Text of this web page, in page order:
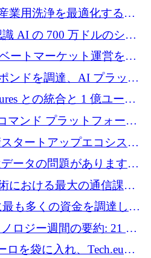
るためにシリーズ A で
業用洗浄を最適化するた
調達
AI の 700 万ドルのシー
ートマーケット運営を自
万ドルを調達
ンドを調達、AI プラット
収して子ども向け言語療
との統合と 1 億ユーロ
ード投資に拡大
マンド プラットフォーム
人システムを接続するた
す
タートアップエコシステ
ンータの問題があります。
れを解決したいと考えて
における最大の通信課題
めに 16 万 2,000 ユーロを
も多くの資金を調達した
ロジー週間の要約: 21 億
Funding Explorer
ロを袋に入れ、Tech.eu